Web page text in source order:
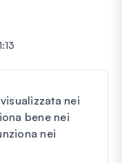
nei
bene nei
nei